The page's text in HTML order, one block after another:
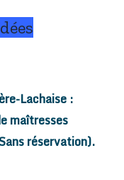
Lachaise :
maîtresses
réservation).